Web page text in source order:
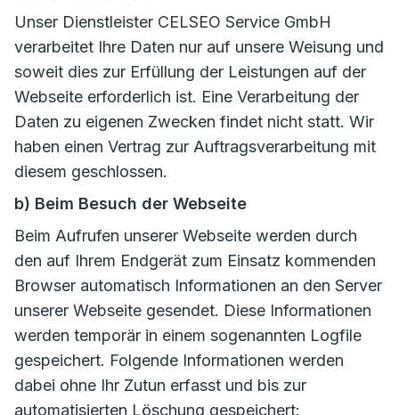
Unser Dienstleister CELSEO Service GmbH
verarbeitet Ihre Daten nur auf unsere Weisung und
soweit dies zur Erfüllung der Leistungen auf der
Webseite erforderlich ist. Eine Verarbeitung der
Daten zu eigenen Zwecken findet nicht statt. Wir
haben einen Vertrag zur Auftragsverarbeitung mit
diesem geschlossen.
b) Beim Besuch der Webseite
Beim Aufrufen unserer Webseite werden durch
den auf Ihrem Endgerät zum Einsatz kommenden
Browser automatisch Informationen an den Server
unserer Webseite gesendet. Diese Informationen
werden temporär in einem sogenannten Logfile
gespeichert. Folgende Informationen werden
dabei ohne Ihr Zutun erfasst und bis zur
automatisierten Löschung gespeichert: